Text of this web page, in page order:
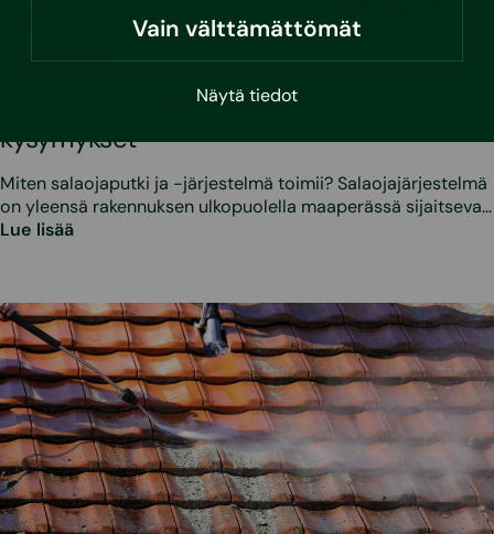
Vain välttämättömät
Näytä tiedot
Asumisvinkit •2.5.2025
Salaojajärjestelmä ja usein kysytyt
kysymykset
Miten salaojaputki ja -järjestelmä toimii? Salaojajärjestelmä
on yleensä rakennuksen ulkopuolella maaperässä sijaitseva…
Lue lisää